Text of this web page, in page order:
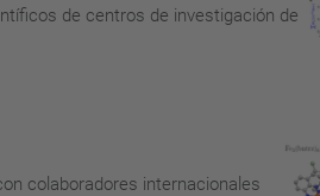
de centros de investigación de
colaboradores internacionales